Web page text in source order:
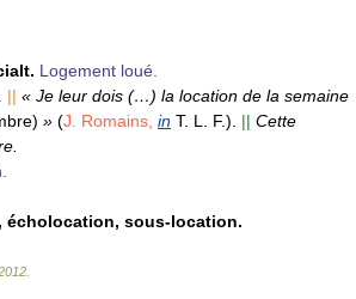
Logement loué.
|| « Je leur dois (…) la location de la semaine
» (J. Romains, in T. L. F.). || Cette
écholocation, sous-location.